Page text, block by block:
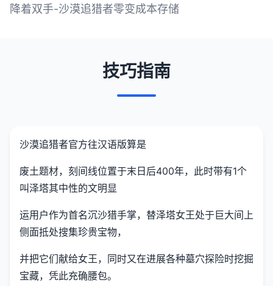
降着双手-沙漠追猎者零变成本存储
技巧指南
沙漠追猎者官方往汉语版算是
废土题材，刻间线位置于末日后400年，此时带有1个
叫泽塔其中性的文明显
运用户作为首名沉沙猎手掌，替泽塔女王处于巨大间上
侧面抵处搜集珍贵宝物，
并把它们献给女王，同时又在进展各种墓穴探险时挖掘
宝藏，凭此充确腰包。